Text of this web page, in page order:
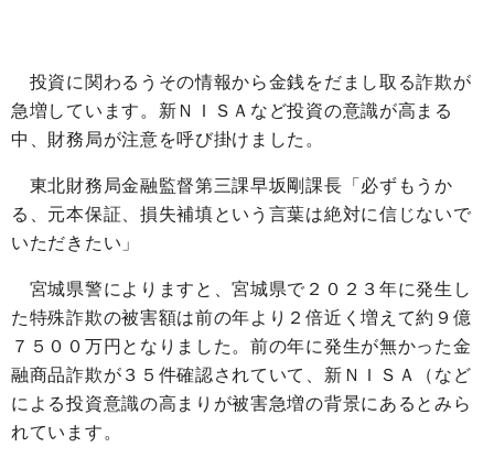
投資に関わるうその情報から金銭をだまし取る詐欺が
急増しています。新ＮＩＳＡなど投資の意識が高まる
中、財務局が注意を呼び掛けました。
東北財務局金融監督第三課早坂剛課長「必ずもうか
る、元本保証、損失補填という言葉は絶対に信じないで
いただきたい」
宮城県警によりますと、宮城県で２０２３年に発生し
た特殊詐欺の被害額は前の年より２倍近く増えて約９億
７５００万円となりました。前の年に発生が無かった金
融商品詐欺が３５件確認されていて、新ＮＩＳＡ（など
による投資意識の高まりが被害急増の背景にあるとみら
れています。